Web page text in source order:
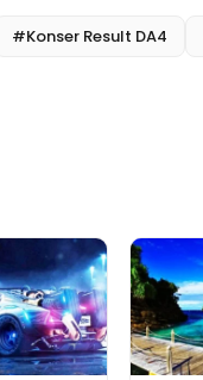
#Konser Result DA4